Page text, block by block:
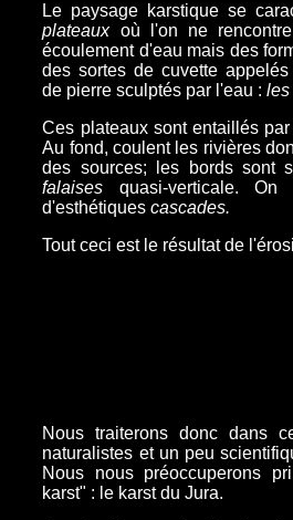
Le paysage karstique se
plateauxoù l'on ne rencontre
écoulement d'eau mais des
des sortes de cuvette
de pierre sculptés par l'eau :
Ces plateaux sont entaillés
Au fond, coulent les rivières
des sources; les bords sont
falaises quasi-verticale. On
d'esthétiquescascades.
Tout ceci est le résultat de
Nous traiterons donc dans
naturalistes et un peu
Nous nous préoccuperons
karst" : le karst du Jura.